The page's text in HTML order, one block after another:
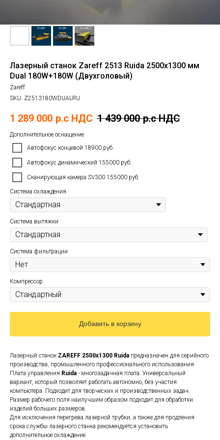
Лазерный станок Zareff 2513 Ruida 2500х1300 мм
Dual 180W+180W (Двухголовый)
Zareff
SKU: Z2513180WDUALRU
1 289 000 р.c НДС 1 439 000 р.c НДС
Дополнительное оснащение
Автофокус концевой 18900 руб.
Автофокус динамический 155000 руб.
Сканирующая камера SV300 155000 руб.
Система охлаждения
Система вытяжки
Система фильтрации
Компрессор
Добавить в корзину
Лазерный станок ZAREFF 2500х1300 Ruida предназначен для серийного
производства, промышленного профессионального использования.
Плата управления Ruida - многозадачная плата. Универсальный
вариант, который позволяет работать автономно, без участия
компьютера. Подходит для творческих и производственных задач.
Размер рабочего поля наилучшим образом подходит для обработки
изделий больших размеров.
Для исключения перегрева лазерной трубки, а также для продления
срока службы лазерного станка рекомендуется установить
дополнительное охлаждение.